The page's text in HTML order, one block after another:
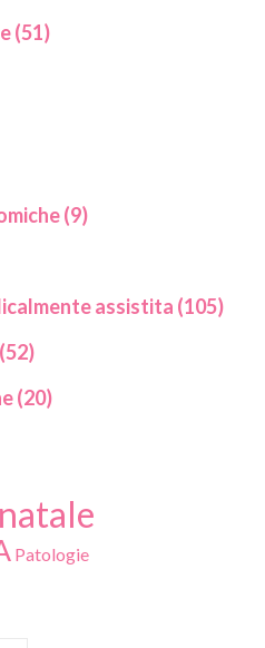
(51)
(9)
assistita (105)
(20)
Patologie